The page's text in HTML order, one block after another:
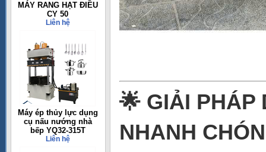
MÁY RANG HẠT ĐIỀU
CY 50
Liên hệ
Máy ép thủy lực dụng
cụ nấu nướng nhà
bếp YQ32-315T
Liên hệ
🌟 GIẢI PHÁP
NHANH